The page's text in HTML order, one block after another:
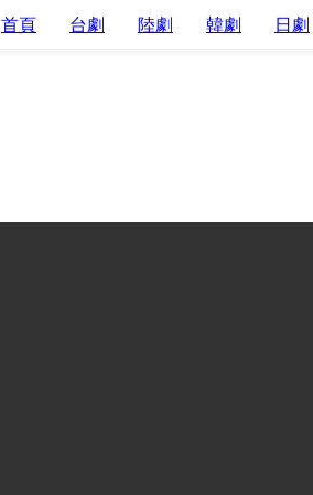
首頁 台劇 陸劇 韓劇 日劇